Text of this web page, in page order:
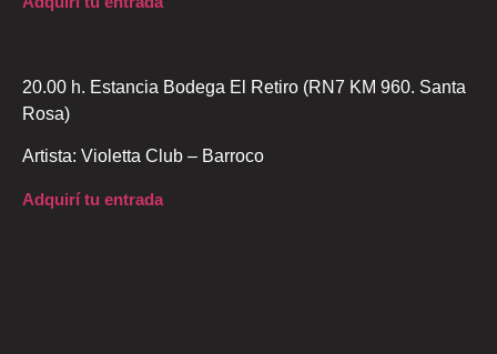
20.00 h. Estancia Bodega El Retiro (RN7 KM 960. Santa
Rosa)
Artista: Violetta Club – Barroco
Adquirí tu entrada